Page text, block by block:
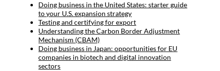
Doing business in the United States: starter guide
to your U.S. expansion strategy
Testing and certifying for export
Understanding the Carbon Border Adjustment
Mechanism (CBAM)
Doing business in Japan: opportunities for EU
companies in biotech and digital innovation
sectors